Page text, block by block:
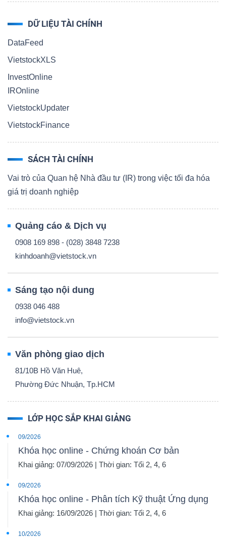
DỮ LIỆU TÀI CHÍNH
DataFeed
VietstockXLS
InvestOnline
IROnline
VietstockUpdater
VietstockFinance
SÁCH TÀI CHÍNH
Vai trò của Quan hệ Nhà đầu tư (IR) trong việc tối đa hóa
giá trị doanh nghiệp
Quảng cáo & Dịch vụ
0908 169 898 - (028) 3848 7238
kinhdoanh@vietstock.vn
Sáng tạo nội dung
0938 046 488
info@vietstock.vn
Văn phòng giao dịch
81/10B Hồ Văn Huê,
Phường Đức Nhuận, Tp.HCM
LỚP HỌC SẮP KHAI GIẢNG
09/2026
Khóa học online - Chứng khoán Cơ bản
Khai giảng: 07/09/2026 | Thời gian: Tối 2, 4, 6
09/2026
Khóa học online - Phân tích Kỹ thuật Ứng dụng
Khai giảng: 16/09/2026 | Thời gian: Tối 2, 4, 6
10/2026